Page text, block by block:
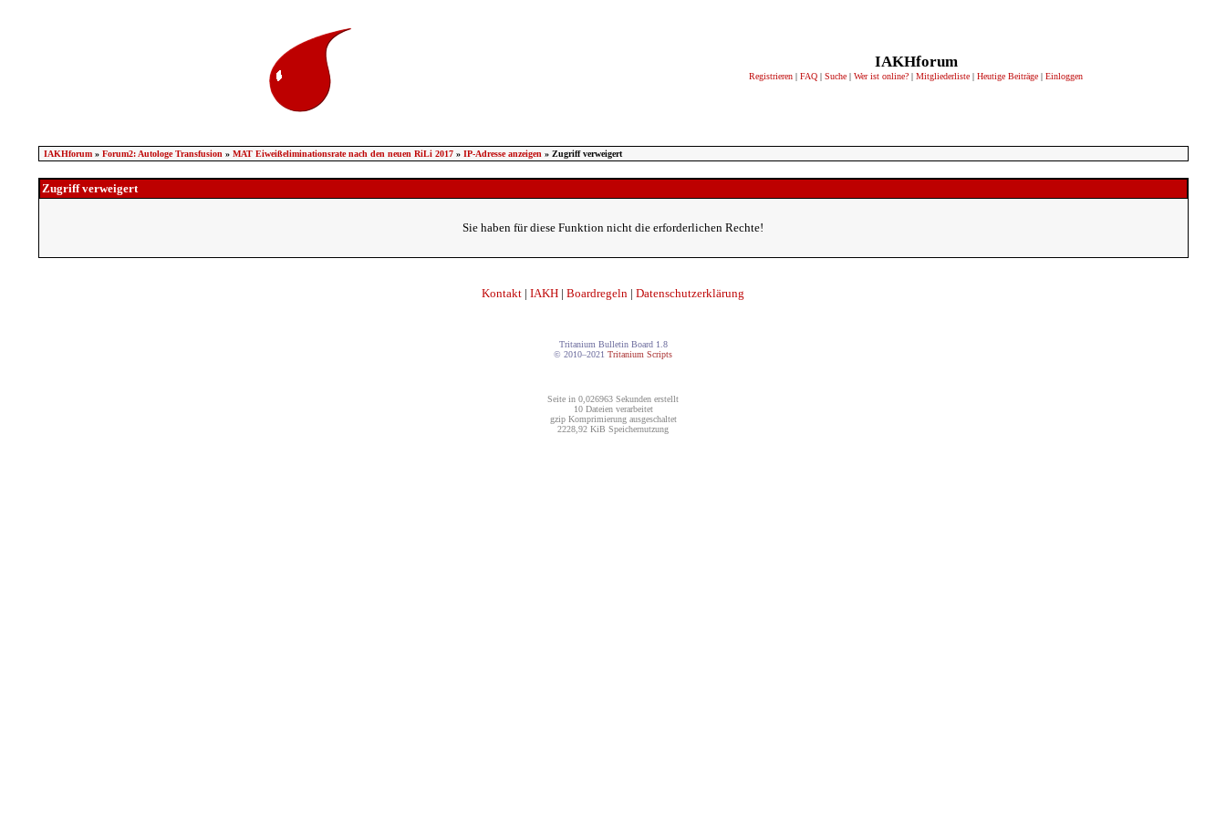
IAKHforum
Registrieren | FAQ | Suche | Wer ist online? | Mitgliederliste | Heutige Beiträge | Einloggen
IAKHforum» Forum2: Autologe Transfusion » MAT Eiweißeliminationsrate nach den neuen RiLi 2017» IP-Adresse anzeigen » Zugriff verweigert
Zugriff verweigert
Sie haben für diese Funktion nicht die erforderlichen Rechte!
Kontakt | IAKH | Boardregeln | Datenschutzerklärung
Tritanium Bulletin Board 1.8
© 2010–2021 Tritanium Scripts
Seite in 0,026963 Sekunden erstellt
10 Dateien verarbeitet
gzip Komprimierung ausgeschaltet
2228,92 KiB Speichernutzung